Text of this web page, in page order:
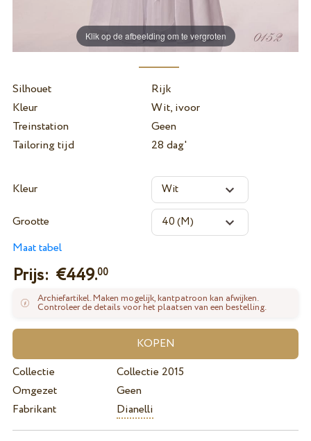
Klik op de afbeelding om te vergroten
Silhouet
Rijk
Kleur
Wit, ivoor
Treinstation
Geen
Tailoring tijd
28 dag'
Kleur
Grootte
Maat tabel
Prijs: €449.00
Archiefartikel. Maken mogelijk, kantpatroon kan afwijken.
Controleer de details voor het plaatsen van een bestelling.
Collectie
Collectie 2015
Omgezet
Geen
Fabrikant
Dianelli